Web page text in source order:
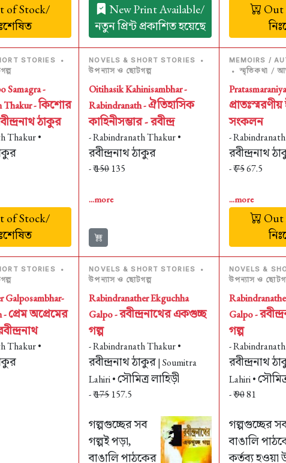
of Stock/
New Print Available/
নতুন প্রিন্ট প্রকাশিত হয়েছে
Out
STORIES •
Samagra -
Thakur -কিশোর
ঠাকুর
Thakur •
of Stock/
NOVELS & SHORT STORIES •
উপন্যাস ও ছোটগল্প
Oitihasik Kahinisambhar -
Rabindranath -ঐতিহাসিক
কাহিনীসম্ভার - রবীন্দ্র
- Rabindranath Thakur •
রবীন্দ্রনাথ ঠাকুর
- ₹150135
...more
MEMOIRS /
•
স্মৃতিকথা /
প্রাতঃস্মরণীয়
সংকলন
-
রবীন্দ্রনাথ
- ₹7567.5
...more
Out
STORIES •
Galposambhar-
-প্রেম অপ্রেমের
Thakur •
NOVELS & SHORT STORIES •
উপন্যাস ও ছোটগল্প
Rabindranather Ekguchha
Galpo -রবীন্দ্রনাথের একগুচ্ছ
গল্প
- Rabindranath Thakur •
রবীন্দ্রনাথ ঠাকুর| Soumitra
Lahiri •সৌমিত্র লাহিড়ী
- ₹175157.5
গল্পগুচ্ছের সব
গল্পই পড়া,
বাঙালি পাঠকের
NOVELS &
উপন্যাস ও
Galpo -
গল্প
-
রবীন্দ্রনাথ
Lahiri •
- ₹9081
গল্পগুচ্ছের
বাঙালি
কর্তব্য হওয়া